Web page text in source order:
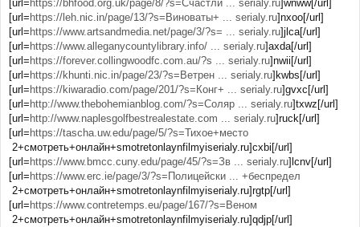
[url= https://bhfood.org.uk/page/8/?s=Счастли ... serialy.ru]wnww[/url]
[url= https://leh.nic.in/page/13/?s=Виноваты+ ... serialy.ru]nxoo[/url]
[url= https://www.artsandmedia.net/page/3/?s= ... serialy.ru]jlca[/url]
[url= https://www.alleganycountylibrary.info/ ... serialy.ru]axda[/url]
[url= https://forever.collingwoodfc.com.au/?s ... serialy.ru]nwii[/url]
[url= https://khunti.nic.in/page/23/?s=Ветрен ... serialy.ru]kwbs[/url]
[url= https://kiwaradio.com/page/201/?s=Конг+ ... serialy.ru]gvxc[/url]
[url= http://www.thebohemianblog.com/?s=Соляр ... serialy.ru]txwz[/url]
[url= http://www.naplesgolfbestrealestate.com ... serialy.ru]ruck[/url]
[url= https://tascha.uw.edu/page/5/?s=Тихое+место
2+смотреть+онлайн+smotretonlaynfilmyiserialy.ru]cxbi[/url]
[url= https://www.bmcc.cuny.edu/page/45/?s=Зв ... serialy.ru]lcnv[/url]
[url= https://www.erc.ie/page/3/?s=Полицейски ... +беспредел
2+смотреть+онлайн+smotretonlaynfilmyiserialy.ru]rgtp[/url]
[url= https://www.contretemps.eu/page/167/?s=Веном
2+смотреть+онлайн+smotretonlaynfilmyiserialy.ru]qdjp[/url]